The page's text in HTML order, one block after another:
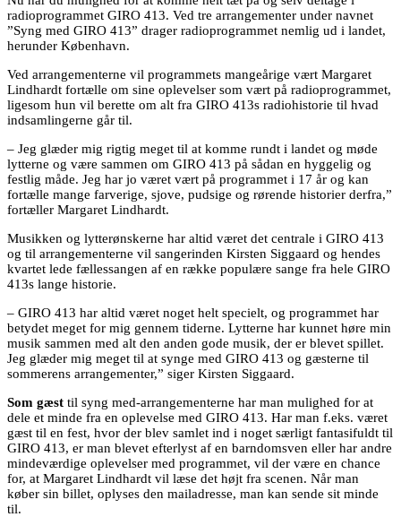
radioprogrammet GIRO 413. Ved tre arrangementer under navnet
”Syng med GIRO 413” drager radioprogrammet nemlig ud i landet,
herunder København.
Ved arrangementerne vil programmets mangeårige vært Margaret
Lindhardt fortælle om sine oplevelser som vært på radioprogrammet,
ligesom hun vil berette om alt fra GIRO 413s radiohistorie til hvad
indsamlingerne går til.
– Jeg glæder mig rigtig meget til at komme rundt i landet og møde
lytterne og være sammen om GIRO 413 på sådan en hyggelig og
festlig måde. Jeg har jo været vært på programmet i 17 år og kan
fortælle mange farverige, sjove, pudsige og rørende historier derfra,”
fortæller Margaret Lindhardt.
Musikken og lytterønskerne har altid været det centrale i GIRO 413
og til arrangementerne vil sangerinden Kirsten Siggaard og hendes
kvartet lede fællessangen af en række populære sange fra hele GIRO
413s lange historie.
– GIRO 413 har altid været noget helt specielt, og programmet har
betydet meget for mig gennem tiderne. Lytterne har kunnet høre min
musik sammen med alt den anden gode musik, der er blevet spillet.
Jeg glæder mig meget til at synge med GIRO 413 og gæsterne til
sommerens arrangementer,” siger Kirsten Siggaard.
Som gæst til syng med-arrangementerne har man mulighed for at
dele et minde fra en oplevelse med GIRO 413. Har man f.eks. været
gæst til en fest, hvor der blev samlet ind i noget særligt fantasifuldt til
GIRO 413, er man blevet efterlyst af en barndomsven eller har andre
mindeværdige oplevelser med programmet, vil der være en chance
for, at Margaret Lindhardt vil læse det højt fra scenen. Når man
køber sin billet, oplyses den mailadresse, man kan sende sit minde
til.